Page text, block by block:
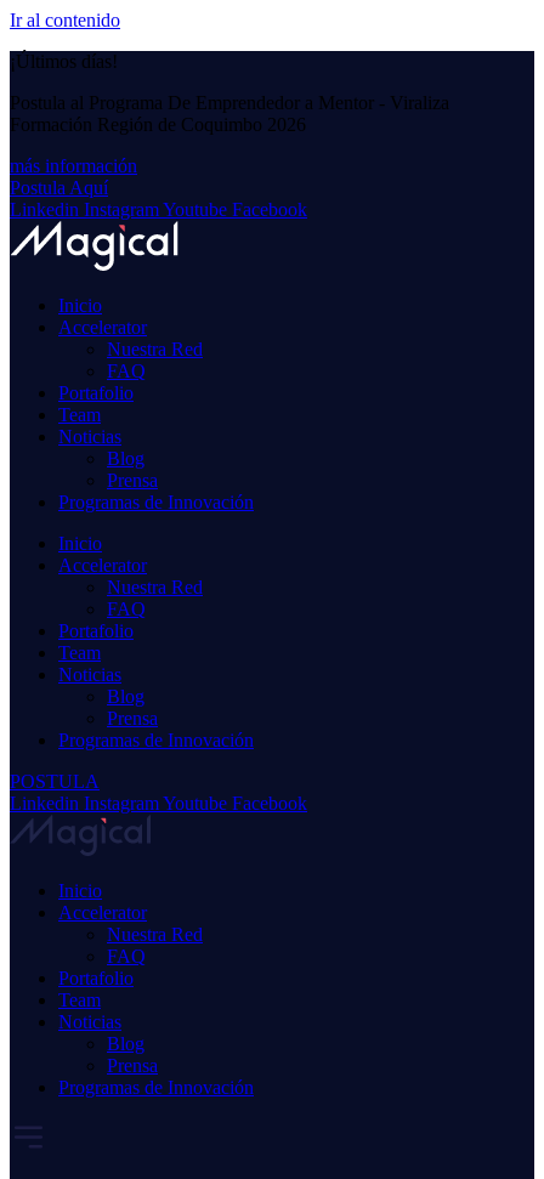
Ir al contenido
¡Últimos días!
Postula al Programa De Emprendedor a Mentor - Viraliza
Formación Región de Coquimbo 2026
más información
Postula Aquí
Linkedin InstagramYoutube Facebook
Inicio
Accelerator
Nuestra Red
FAQ
Portafolio
Team
Noticias
Blog
Prensa
Programas de Innovación
Inicio
Accelerator
Nuestra Red
FAQ
Portafolio
Team
Noticias
Blog
Prensa
Programas de Innovación
POSTULA
Linkedin InstagramYoutube Facebook
Inicio
Accelerator
Nuestra Red
FAQ
Portafolio
Team
Noticias
Blog
Prensa
Programas de Innovación